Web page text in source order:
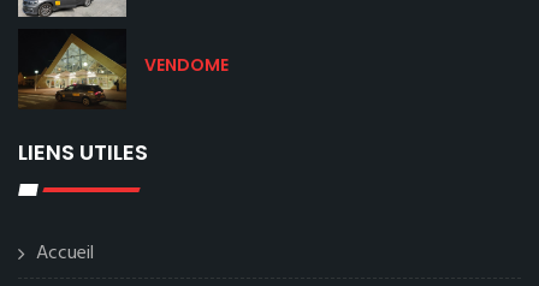
VENDOME
LIENS UTILES
Accueil